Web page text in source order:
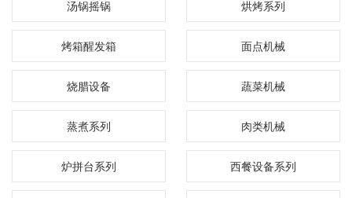
汤锅摇锅 烘烤系列
烤箱醒发箱 面点机械
烧腊设备 蔬菜机械
蒸煮系列 肉类机械
炉拼台系列 西餐设备系列